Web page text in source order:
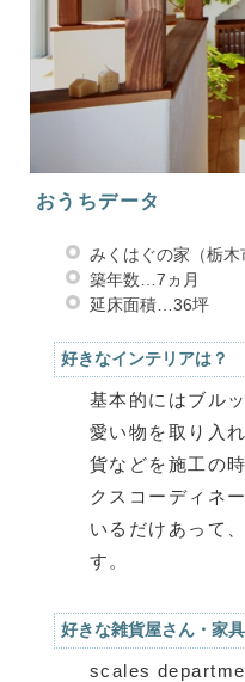
おうちデータ
みくはぐの家（栃木
築年数…7ヵ月
延床面積…36坪
好きなインテリアは？
基本的にはブル
愛い物を取り入
貨などを施工の
クスコーディネ
いるだけあって
す。
好きな雑貨屋さん・家
scales